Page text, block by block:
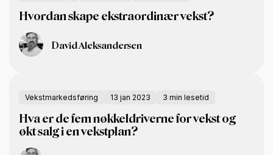
Hvordan skape ekstraordinær vekst?
David Aleksandersen
Vekstmarkedsføring 13 jan 2023 3 min lesetid
Hva er de fem nøkkeldriverne for vekst og
økt salg i en vekstplan?